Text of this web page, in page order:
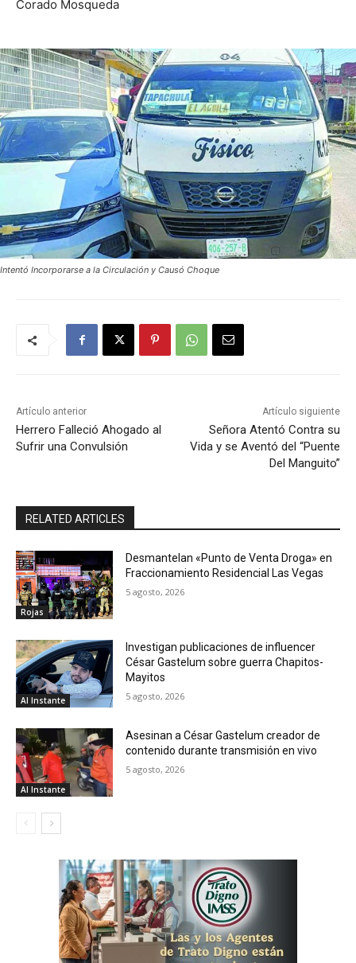
Corado Mosqueda
Intentó Incorporarse a la Circulación y Causó Choque
Artículo anterior
Herrero Falleció Ahogado al
Sufrir una Convulsión
Artículo siguiente
Señora Atentó Contra su
Vida y se Aventó del “Puente
Del Manguito”
RELATED ARTICLES
Rojas
Desmantelan «Punto de Venta Droga» en
Fraccionamiento Residencial Las Vegas
5 agosto, 2026
Al Instante
Investigan publicaciones de influencer
César Gastelum sobre guerra Chapitos-
Mayitos
5 agosto, 2026
Al Instante
Asesinan a César Gastelum creador de
contenido durante transmisión en vivo
5 agosto, 2026